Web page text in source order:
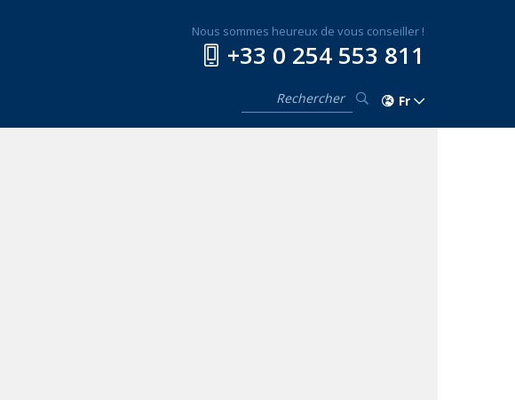
Nous sommes heureux de vous conseiller !
+33 0 254 553 811
Fr